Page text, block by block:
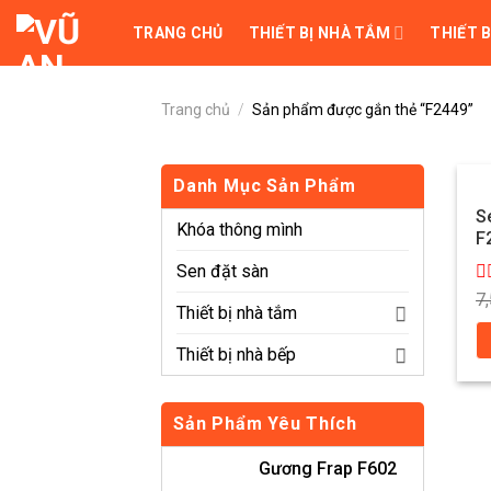
Skip
content
TRANG CHỦ THIẾT BỊ NHÀ TẮM THIẾT
Trang chủ / Sản phẩm được gắn thẻ “F2449”
Danh Mục Sản Phẩm
Khóa thông mình
Sen đặt sàn
Thiết bị nhà tắm
Thiết bị nhà bếp
Sản Phẩm Yêu Thích
Gương Frap F602